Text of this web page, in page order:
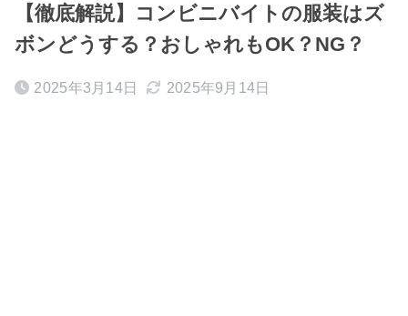
【徹底解説】コンビニバイトの服装はズ
ボンどうする？おしゃれもOK？NG？
2025年3月14日 2025年9月14日